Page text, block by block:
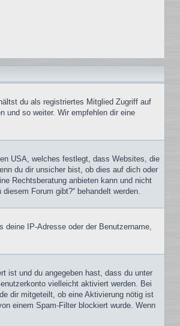
du als registriertes Mitglied Zugriff auf
und so weiter. Wir empfehlen dir eine
USA, welches festlegt, dass Websites, die
du dir unsicher bist, ob dies auf dich oder
Rechtsberatung anbieten kann und nicht
Forum gibt?“ behandelt werden.
IP-Adresse oder der Benutzername,
ist und du angegeben hast, dass du unter
vielleicht aktiviert werden. Bei
dir mitgeteilt, ob eine Aktivierung nötig ist
einem Spam-Filter blockiert wurde. Wenn